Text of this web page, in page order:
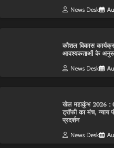
News Desk
कौशल विकास
आवश्यकताओं के अनुरूप
News Desk
खेल महाकुंभ 2026 :
ट्रॉफी का मंच, न्याय
प्रदर्शन
News Desk